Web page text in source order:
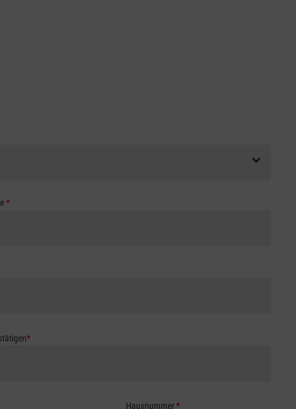
Sie bitte, dass die Abrechnungsunterlagen spätestens zu Kursbeginn
*
*
Hausnummer*